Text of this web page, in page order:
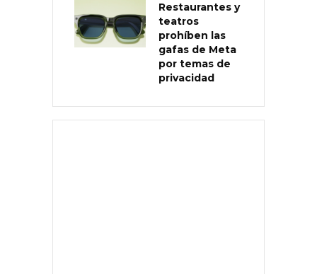
Restaurantes y
teatros
prohíben las
gafas de Meta
por temas de
privacidad